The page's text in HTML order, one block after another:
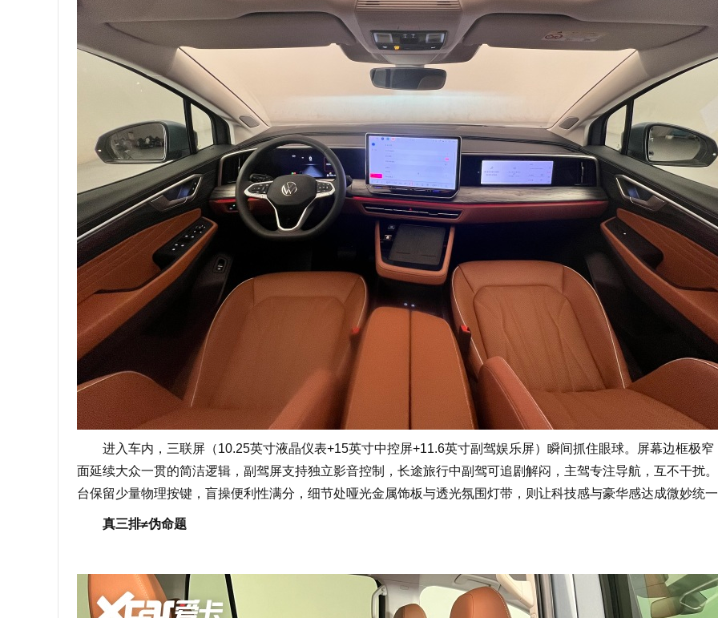
进入车内，三联屏（10.25英寸液晶仪表+15英寸中控屏+11.6英寸副驾娱乐屏）瞬间抓住眼球。屏幕边框极窄
面延续大众一贯的简洁逻辑，副驾屏支持独立影音控制，长途旅行中副驾可追剧解闷，主驾专注导航，互不干扰
台保留少量物理按键，盲操便利性满分，细节处哑光金属饰板与透光氛围灯带，则让科技感与豪华感达成微妙统
真三排≠伪命题